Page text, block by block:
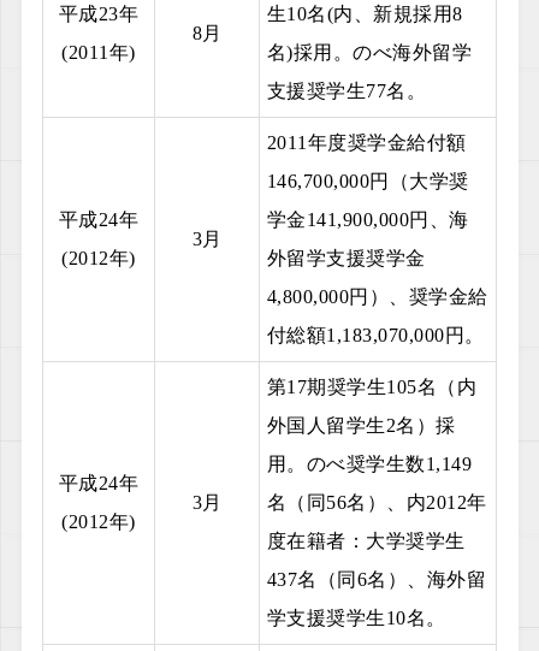
平成23年
(2011年)
8月
生10名(内、新規採用8
名)採用。のべ海外留学
支援奨学生77名。
平成24年
(2012年)
3月
2011年度奨学金給付額
146,700,000円（大学奨
学金141,900,000円、海
外留学支援奨学金
4,800,000円）、奨学金給
付総額1,183,070,000円。
平成24年
(2012年)
3月
第17期奨学生105名（内
外国人留学生2名）採
用。のべ奨学生数1,149
名（同56名）、内2012年
度在籍者：大学奨学生
437名（同6名）、海外留
学支援奨学生10名。